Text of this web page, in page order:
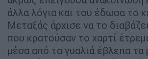
άλλα λόγια και του έδωσα το
Μεταξάς άρχισε να το
που κρατούσαν το χαρτί
μέσα από τα γυαλιά έβλεπα τα